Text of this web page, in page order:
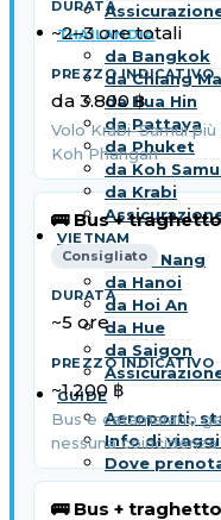
THAILANDIA
da Bangkok
da Chiang
da Hua Hin
da Pattaya
da Phuket
da Koh
da Krabi
VIETNAM
da Da Nang
da Hanoi
da Hoi An
da Hue
da Saigon
GUIDE
Aeroporti,
Info di
Dove
~2–3 ore totali
da 3.800 ฿
Volo Krabi–Samui
Koh Phangan
🚌 Bus + traghetto
Consigliato
~5 ore
~1.200 ฿
Bus e catamarano
nessuna
🚌 Bus + traghetto